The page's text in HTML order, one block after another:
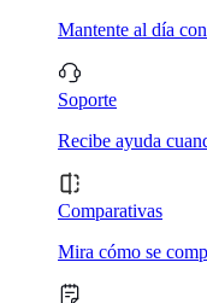
Mantente al día
Soporte
Recibe ayuda
Comparativas
Mira cómo se